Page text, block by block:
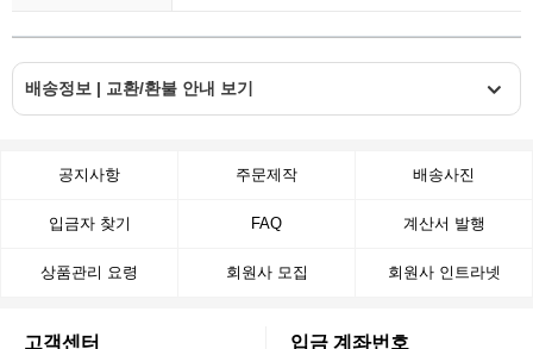
배송정보 | 교환/환불 안내 보기
공지사항 주문제작 배송사진
입금자 찾기 FAQ 계산서 발행
상품관리 요령 회원사 모집 회원사 인트라넷
고객센터 입금 계좌번호